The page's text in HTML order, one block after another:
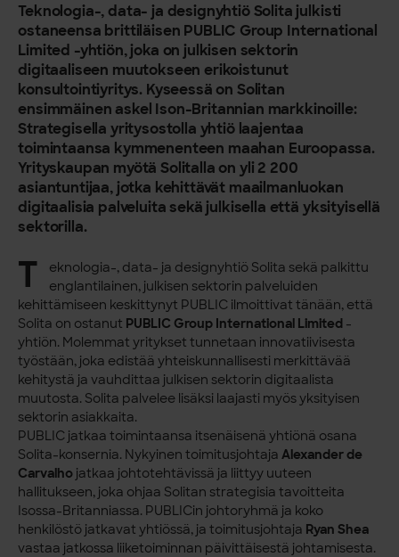
Teknologia-, data- ja designyhtiö Solita julkisti
ostaneensa brittiläisen PUBLIC Group International
Limited -yhtiön, joka on julkisen sektorin
digitaaliseen muutokseen erikoistunut
konsultointiyritys. Kyseessä on Solitan
ensimmäinen askel Ison-Britannian markkinoille:
Strategisella yritysostolla yhtiö laajentaa
toimintaansa kymmenenteen maahan Euroopassa.
Yrityskaupan myötä Solitalla on yli 2 200
asiantuntijaa, jotka kehittävät maailmanluokan
digitaalisia palveluita sekä julkisella että yksityisellä
sektorilla.
T
eknologia-, data- ja designyhtiö Solita sekä palkittu
englantilainen, julkisen sektorin palveluiden
kehittämiseen keskittynyt PUBLIC ilmoittivat tänään, että
Solita on ostanut PUBLIC Group International Limited -
yhtiön. Molemmat yritykset tunnetaan innovatiivisesta
työstään, joka edistää yhteiskunnallisesti merkittävää
kehitystä ja vauhdittaa julkisen sektorin digitaalista
muutosta. Solita palvelee lisäksi laajasti myös yksityisen
sektorin asiakkaita.
PUBLIC jatkaa toimintaansa itsenäisenä yhtiönä osana
Solita-konsernia. Nykyinen toimitusjohtajaAlexander de
Carvalho jatkaa johtotehtävissä ja liittyy uuteen
hallitukseen, joka ohjaa Solitan strategisia tavoitteita
Isossa-Britanniassa. PUBLICin johtoryhmä ja koko
henkilöstö jatkavat yhtiössä, ja toimitusjohtaja Ryan Shea
vastaa jatkossa liiketoiminnan päivittäisestä johtamisesta.